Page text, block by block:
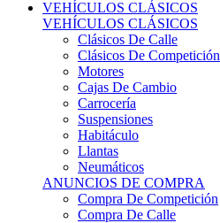
VEHÍCULOS CLÁSICOS
VEHÍCULOS CLÁSICOS
Clásicos De Calle
Clásicos De Competición
Motores
Cajas De Cambio
Carrocería
Suspensiones
Habitáculo
Llantas
Neumáticos
ANUNCIOS DE COMPRA
Compra De Competición
Compra De Calle